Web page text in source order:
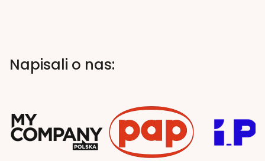
Napisali o nas: